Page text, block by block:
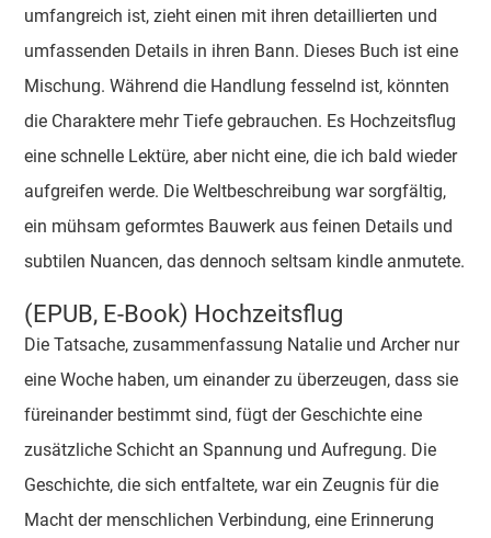
umfangreich ist, zieht einen mit ihren detaillierten und
umfassenden Details in ihren Bann. Dieses Buch ist eine
Mischung. Während die Handlung fesselnd ist, könnten
die Charaktere mehr Tiefe gebrauchen. Es Hochzeitsflug
eine schnelle Lektüre, aber nicht eine, die ich bald wieder
aufgreifen werde. Die Weltbeschreibung war sorgfältig,
ein mühsam geformtes Bauwerk aus feinen Details und
subtilen Nuancen, das dennoch seltsam kindle anmutete.
(EPUB, E-Book) Hochzeitsflug
Die Tatsache, zusammenfassung Natalie und Archer nur
eine Woche haben, um einander zu überzeugen, dass sie
füreinander bestimmt sind, fügt der Geschichte eine
zusätzliche Schicht an Spannung und Aufregung. Die
Geschichte, die sich entfaltete, war ein Zeugnis für die
Macht der menschlichen Verbindung, eine Erinnerung